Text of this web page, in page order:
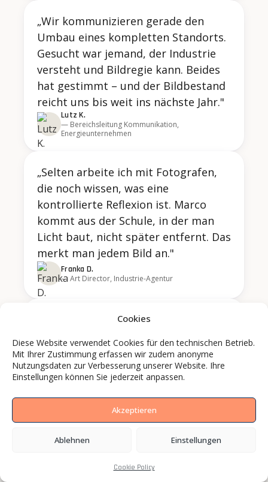
Cookies
Diese Website verwendet Cookies für den technischen Betrieb.
Mit Ihrer Zustimmung erfassen wir zudem anonyme
Nutzungsdaten zur Verbesserung unserer Website. Ihre
Einstellungen können Sie jederzeit anpassen.
Akzeptieren
Ablehnen Einstellungen
Cookie Policy
„Wir kommunizieren gerade den
Umbau eines kompletten Standorts.
Gesucht war jemand, der Industrie
versteht und Bildregie kann. Beides
hat gestimmt – und der Bildbestand
reicht uns bis weit ins nächste Jahr."
Lutz K.
— Bereichsleitung Kommunikation,
Energieunternehmen
„Selten arbeite ich mit Fotografen,
die noch wissen, was eine
kontrollierte Reflexion ist. Marco
kommt aus der Schule, in der man
Licht baut, nicht später entfernt. Das
merkt man jedem Bild an."
Franka D.
— Art Director, Industrie-Agentur
„Eine eigene Bildsprache, die nicht
nach Stockfoto aussieht – das ist mit
BCS innerhalb eines halben Jahres
entstanden. Foto, Video, später KI-
Varianten für Kampagnen. Die
Handschrift bleibt über alles
konsistent. Das schaffen die
Jette S.
Industrieunternehmen